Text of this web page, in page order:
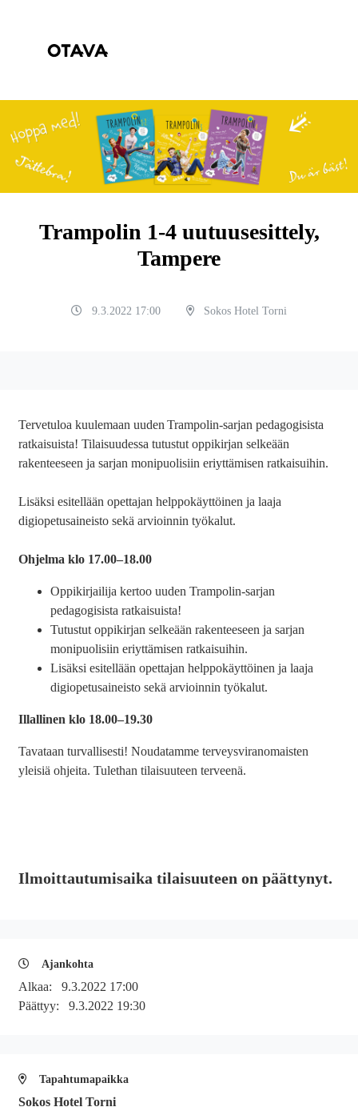
Trampolin 1-4 uutuusesittely,
Tampere
9.3.2022 17:00 Sokos Hotel Torni
Tervetuloa kuulemaan uuden Trampolin-sarjan pedagogisista
ratkaisuista! Tilaisuudessa tutustut oppikirjan selkeään
rakenteeseen ja sarjan monipuolisiin eriyttämisen ratkaisuihin.
Lisäksi esitellään opettajan helppokäyttöinen ja laaja
digiopetusaineisto sekä arvioinnin työkalut.
Ohjelma klo 17.00–18.00
Oppikirjailija kertoo uuden Trampolin-sarjan
pedagogisista ratkaisuista!
Tutustut oppikirjan selkeään rakenteeseen ja sarjan
monipuolisiin eriyttämisen ratkaisuihin.
Lisäksi esitellään opettajan helppokäyttöinen ja laaja
digiopetusaineisto sekä arvioinnin työkalut.
Illallinen klo 18.00–19.30
Tavataan turvallisesti! Noudatamme terveysviranomaisten
yleisiä ohjeita. Tulethan tilaisuuteen terveenä.
Ilmoittautumisaika tilaisuuteen on päättynyt.
Ajankohta
Alkaa: 9.3.2022 17:00
Päättyy: 9.3.2022 19:30
Tapahtumapaikka
Sokos Hotel Torni